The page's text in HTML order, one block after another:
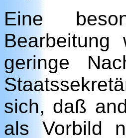
Eine
geringe
sich, daß
als Vorbild